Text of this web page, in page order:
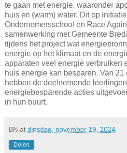
te gaan met energie, waaronder
huis en (warm) water. Dit op
Ondernemersschool en Race
samenwerking met Gemeente
tijdens het project wat
energie op het klimaat en de
apparaten veel energie verbruiken
huis energie kan besparen. Van
hebben de deelnemende leerlingen
energiebesparende acties
in hun buurt.
BN at dinsdag, november 19, 2024
Delen